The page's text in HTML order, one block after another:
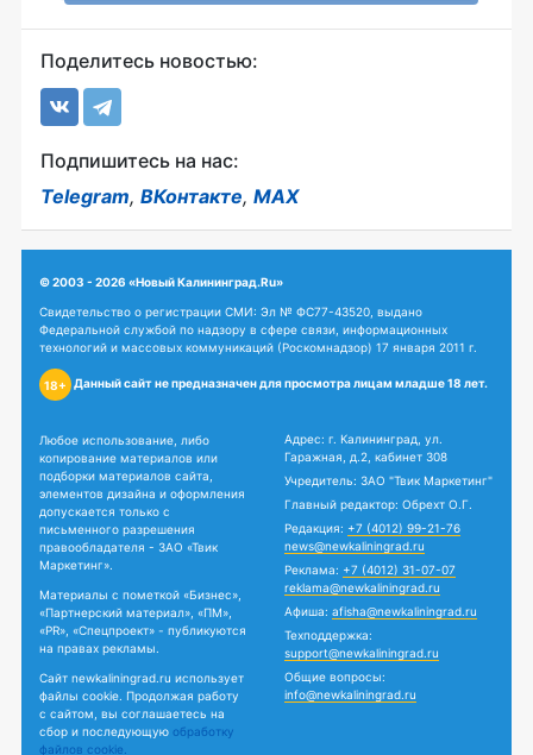
Поделитесь новостью:
Подпишитесь на нас:
Telegram, ВКонтакте, MAX
© 2003 - 2026 «Новый Калининград.Ru»
Свидетельство о регистрации СМИ: Эл № ФС77-43520, выдано
Федеральной службой по надзору в сфере связи, информационных
технологий и массовых коммуникаций (Роскомнадзор) 17 января 2011 г.
18+ Данный сайт не предназначен для просмотра лицам младше 18 лет.
Любое использование, либо
копирование материалов или
подборки материалов сайта,
элементов дизайна и оформления
допускается только с
письменного разрешения
правообладателя - ЗАО «Твик
Маркетинг».
Материалы с пометкой «Бизнес»,
«Партнерский материал», «ПМ»,
«PR», «Спецпроект» - публикуются
на правах рекламы.
Сайт newkaliningrad.ru использует
файлы cookie. Продолжая работу
с сайтом, вы соглашаетесь на
сбор и последующую обработку
файлов cookie.
Адрес: г. Калининград, ул.
Гаражная, д.2, кабинет 308
Учредитель: ЗАО "Твик Маркетинг"
Главный редактор: Обрехт О.Г.
Редакция: +7 (4012) 99-21-76
news@newkaliningrad.ru
Реклама: +7 (4012) 31-07-07
reklama@newkaliningrad.ru
Афиша: afisha@newkaliningrad.ru
Техподдержка:
support@newkaliningrad.ru
Общие вопросы:
info@newkaliningrad.ru